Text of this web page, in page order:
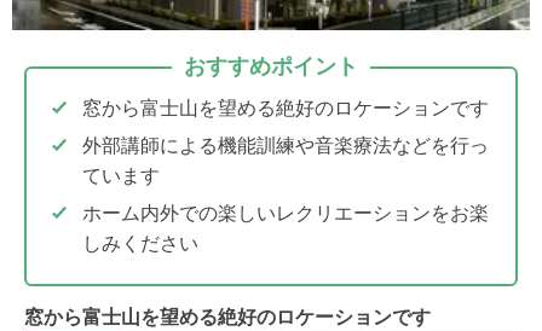
おすすめポイント
窓から富士山を望める絶好のロケーションです
外部講師による機能訓練や音楽療法などを行っ
ています
ホーム内外での楽しいレクリエーションをお楽
しみください
窓から富士山を望める絶好のロケーションです